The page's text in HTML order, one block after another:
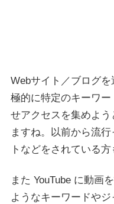
Webサイト／ブログ
極的に特定のキーワ
せアクセスを集めよ
ますね。以前から流
トなどをされている方
また YouTube に動画
ようなキーワードや